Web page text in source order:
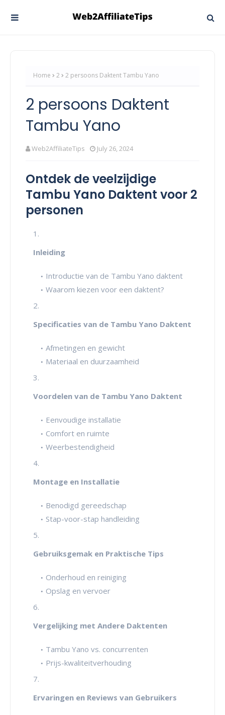
Home 2 2 persoons Daktent Tambu Yano
2 persoons Daktent
Tambu Yano
Web2AffiliateTips July 26, 2024
Ontdek de veelzijdige
Tambu Yano Daktent voor 2
personen
Inleiding
Introductie van de Tambu Yano daktent
Waarom kiezen voor een daktent?
Specificaties van de Tambu Yano Daktent
Afmetingen en gewicht
Materiaal en duurzaamheid
Voordelen van de Tambu Yano Daktent
Eenvoudige installatie
Comfort en ruimte
Weerbestendigheid
Montage en Installatie
Benodigd gereedschap
Stap-voor-stap handleiding
Gebruiksgemak en Praktische Tips
Onderhoud en reiniging
Opslag en vervoer
Vergelijking met Andere Daktenten
Tambu Yano vs. concurrenten
Prijs-kwaliteitverhouding
Ervaringen en Reviews van Gebruikers